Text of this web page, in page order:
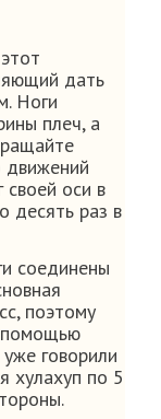
дать
Ноги
плеч, а
движений
своей оси в
десять раз в
соединены
поэтому
помощью
говорили
хулахуп по 5